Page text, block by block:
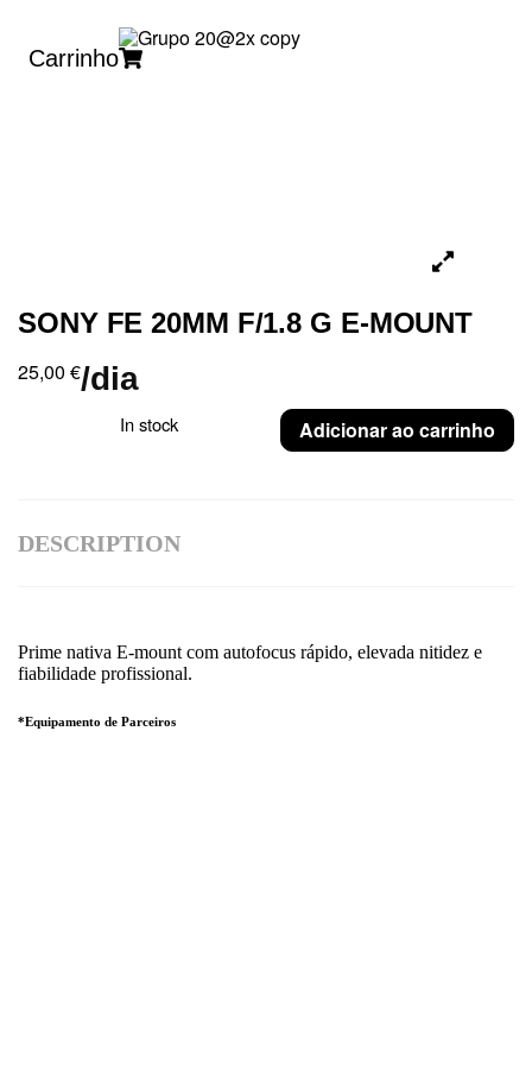
Carrinho
SONY FE 20MM F/1.8 G E-MOUNT
25,00 €/dia
In stock Adicionar ao carrinho
DESCRIPTION
Prime nativa E-mount com autofocus rápido, elevada nitidez e
fiabilidade profissional.
*Equipamento de Parceiros